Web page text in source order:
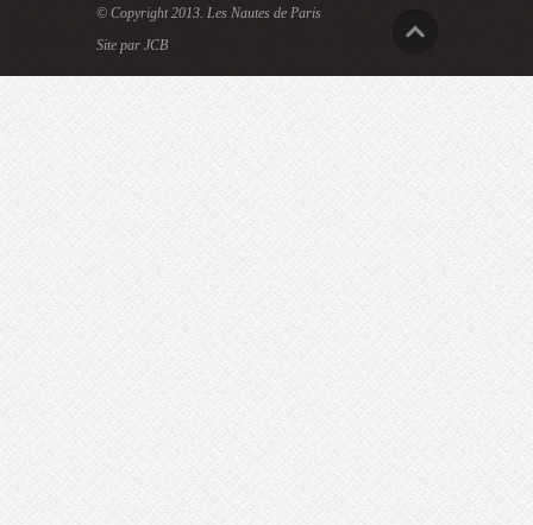
© Copyright 2013. Les Nautes de Paris
Site par JCB